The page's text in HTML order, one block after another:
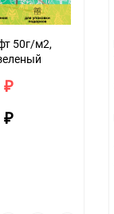
50г/м2,
₽
₽